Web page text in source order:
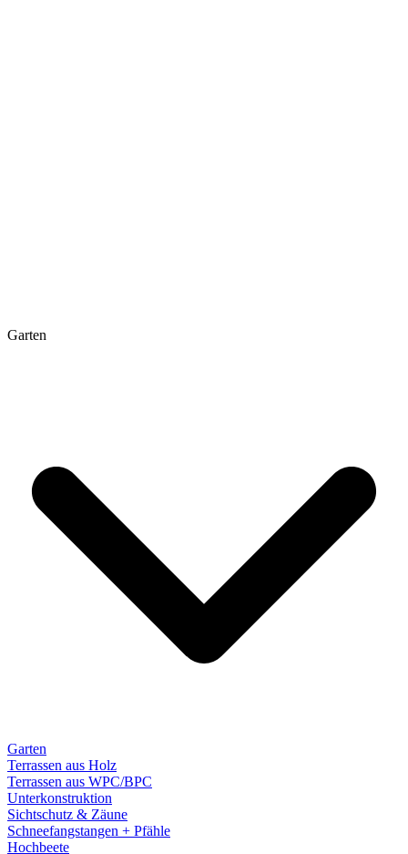
Garten
Garten
Terrassen aus Holz
Terrassen aus WPC/BPC
Unterkonstruktion
Sichtschutz & Zäune
Schneefangstangen + Pfähle
Hochbeete